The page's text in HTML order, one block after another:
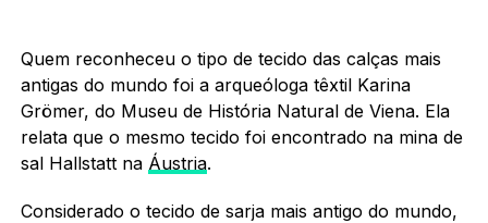
Quem reconheceu o tipo de tecido das calças mais
antigas do mundo foi a arqueóloga têxtil Karina
Grömer, do Museu de História Natural de Viena. Ela
relata que o mesmo tecido foi encontrado na mina de
sal Hallstatt na Áustria.
Considerado o tecido de sarja mais antigo do mundo,